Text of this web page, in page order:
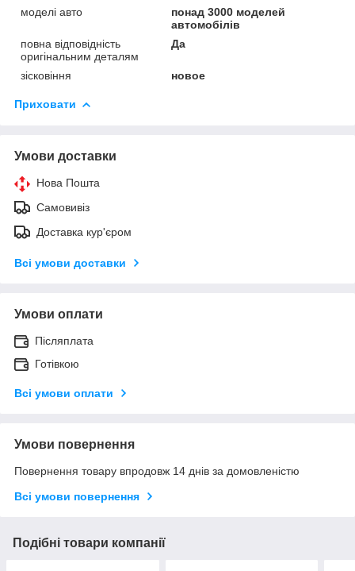
моделі авто
понад 3000 моделей
автомобілів
повна відповідність
оригінальним деталям
Да
зісковіння новое
Приховати
Умови доставки
Нова Пошта
Самовивіз
Доставка кур'єром
Всі умови доставки
Умови оплати
Післяплата
Готівкою
Всі умови оплати
Умови повернення
Повернення товару впродовж 14 днів за домовленістю
Всі умови повернення
Подібні товари компанії